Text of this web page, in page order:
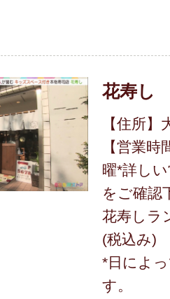
花寿し
【住所
【営業
曜*詳し
をご確認
花寿しラ
(税込み)
*日によ
す。